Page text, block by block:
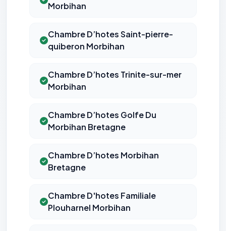
Morbihan
Chambre D’hotes Saint-pierre-
quiberon Morbihan
Chambre D’hotes Trinite-sur-mer
Morbihan
Chambre D’hotes Golfe Du
Morbihan Bretagne
Chambre D’hotes Morbihan
Bretagne
Chambre D'hotes Familiale
Plouharnel Morbihan
Nécessaires au fonctionnement du site : session, sécurité,
mémorisation de vos choix de consentement. Ils ne
peuvent pas être désactivés.
Cookies analytiques
Nous aident à comprendre comment vous utilisez le site